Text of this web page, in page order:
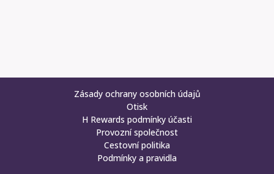
Zásady ochrany osobních údajů
Otisk
H Rewards podmínky účasti
Provozní společnost
Cestovní politika
Podmínky a pravidla